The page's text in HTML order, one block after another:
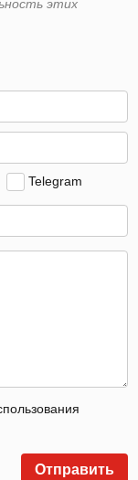
этих
Telegram
Отправить